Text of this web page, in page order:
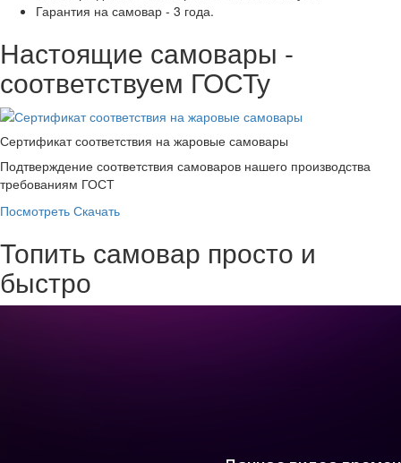
Гарантия на самовар - 3 года.
Настоящие самовары -
соответствуем ГОСТу
Сертификат соответствия на жаровые самовары
Подтверждение соответствия самоваров нашего производства
требованиям ГОСТ
Посмотреть Скачать
Топить самовар просто и
быстро